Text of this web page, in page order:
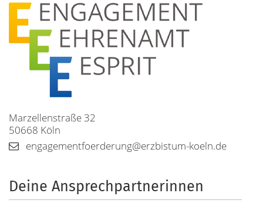
Marzellenstraße 32
50668 Köln
engagementfoerderung@erzbistum-koeln.de
Deine Ansprechpartnerinnen